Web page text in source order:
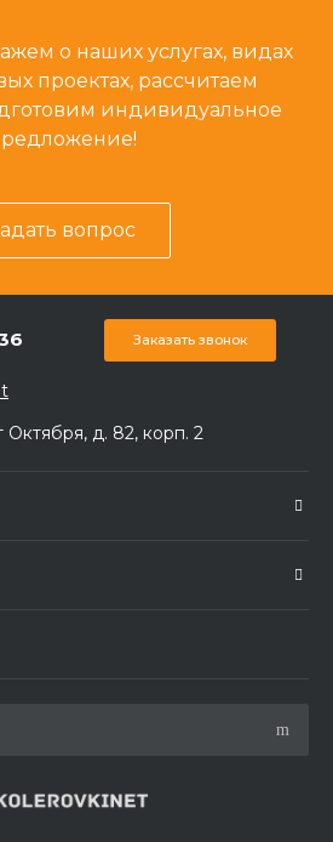
о наших услугах, видах
проектах, рассчитаем
индивидуальное
вопрос
Заказать звонок
Октября, д. 82, корп. 2